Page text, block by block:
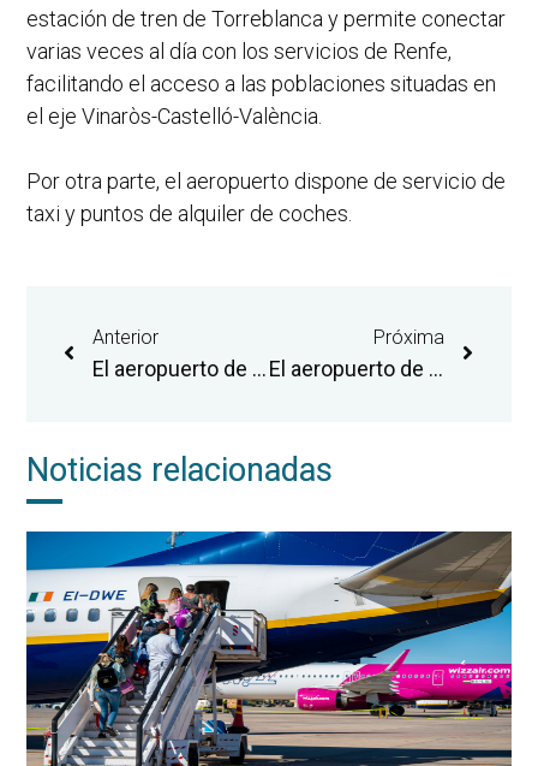
estación de tren de Torreblanca y permite conectar
varias veces al día con los servicios de Renfe,
facilitando el acceso a las poblaciones situadas en
el eje Vinaròs-Castelló-València.
Por otra parte, el aeropuerto dispone de servicio de
taxi y puntos de alquiler de coches.
Anterior
El aeropuerto de Castellón cierra su mejor mes de agosto con 38.623 pasajeros y suma casi 200.000 en el cómputo anual
Próxima
El aeropuerto de Castellón amplía el área pavimentada de la plataforma industrial para favorecer la actividad de las empresas aeronáuticas
Noticias relacionadas